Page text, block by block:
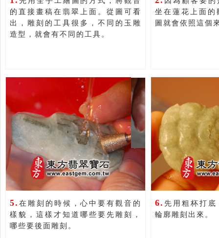
的直接畫稿在翡翠上面。從圖可看
出，雕刻的工具很多，不同的玉雕
造型，就會有不同的工具。
坐在蓮花上面的
圖就會依照這個
5. 在雕刻的時候，心中要有觀音的
樣貌，這樣才知道哪些要先雕刻，
哪些要後面雕刻。
6. 先用粗杯打
輪廓雕刻出來。